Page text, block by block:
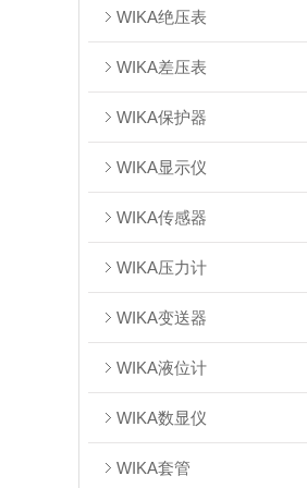
WIKA绝压表
WIKA差压表
WIKA保护器
WIKA显示仪
WIKA传感器
WIKA压力计
WIKA变送器
WIKA液位计
WIKA数显仪
WIKA套管